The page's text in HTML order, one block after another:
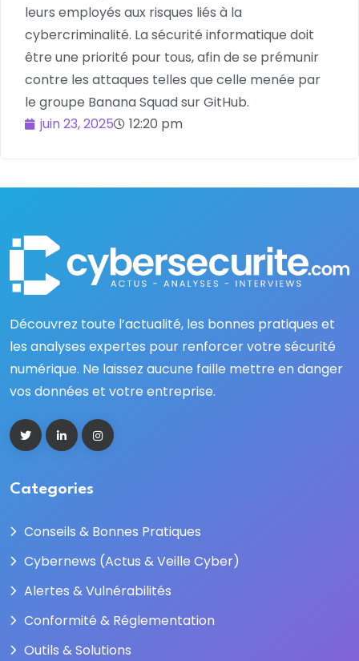
leurs employés aux risques liés à la
cybercriminalité. La sécurité informatique doit
être une priorité pour tous, afin de se prémunir
contre les attaques telles que celle menée par
le groupe Banana Squad sur GitHub.
juin 23, 2025
12:20 pm
Découvrez toute l’actualité, les bonnes pratiques et
les analyses expertes pour renforcer votre sécurité
numérique. Ne laissez aucune faille mettre en danger
vos données et votre entreprise.
Categories
Conseils & Bonnes Pratiques
Cybernews (Actus & Veille Cyber)
Alertes & Vulnérabilités
Conformité & Réglementation
Outils & Solutions